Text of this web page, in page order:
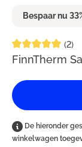
Bespaar nu
Gemiddelde (2)
FinnTherm
De hieronder
winkelwagen